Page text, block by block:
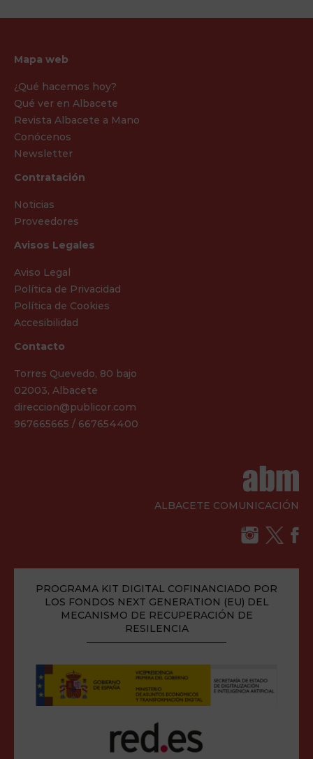
Mapa web
¿Qué hacemos hoy?
Qué ver en Albacete
Revista Albacete a Mano
Conócenos
Newsletter
Contratación
Noticias
Proveedores
Avisos Legales
Aviso Legal
Política de Privacidad
Política de Cookies
Accesibilidad
Contacto
Torres Quevedo, 80 bajo
02003, Albacete
direccion@publicor.com
967665665 / 667654400
ALBACETE COMUNICACIÓN
PROGRAMA KIT DIGITAL COFINANCIADO POR
LOS FONDOS NEXT GENERATION (EU) DEL
MECANISMO DE RECUPERACIÓN DE
RESILENCIA